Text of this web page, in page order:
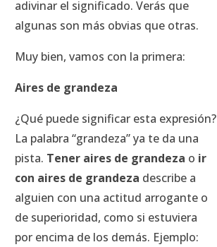
adivinar el significado. Verás que
algunas son más obvias que otras.
Muy bien, vamos con la primera:
Aires de grandeza
¿Qué puede significar esta expresión?
La palabra “grandeza” ya te da una
pista. Tener aires de grandeza o ir
con aires de grandeza describe a
alguien con una actitud arrogante o
de superioridad, como si estuviera
por encima de los demás. Ejemplo: